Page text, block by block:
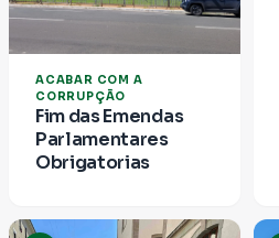
ACABAR COM A
CORRUPÇÃO
Fim das Emendas
Parlamentares
Obrigatorias